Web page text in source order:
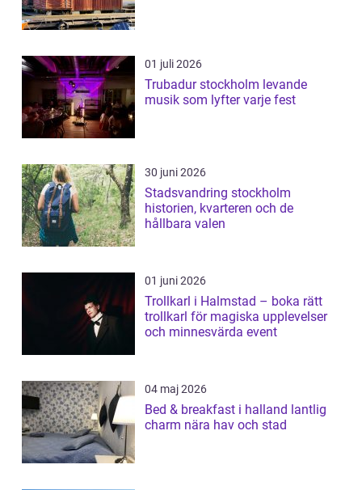
01 juli 2026
Trubadur stockholm levande
musik som lyfter varje fest
30 juni 2026
Stadsvandring stockholm
historien, kvarteren och de
hållbara valen
01 juni 2026
Trollkarl i Halmstad – boka rätt
trollkarl för magiska upplevelser
och minnesvärda event
04 maj 2026
Bed & breakfast i halland lantlig
charm nära hav och stad